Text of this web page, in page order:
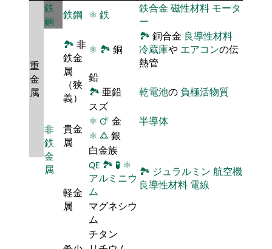
重
金
属
鉄
鋼
鉄鋼 ⚛ 鉄 鉄合金 磁性材料 モータ
ー
非
鉄
金
属
🏞 非
鉄金
属
（狭
義）
⚛ 🏞 銅
🏞 銅合金 良導性材料
冷蔵庫や エアコンの伝
熱管
鉛
🏞 亜鉛 乾電池の 負極活物質
スズ
貴金
属
⚛ 🜚 金
半導体
⚛ 🜛 銀
白金族
軽金
属
🜀 🏞 🧪 ⚛
アルミニウ
ム
🏞 ジュラルミン 航空機
良導性材料 電線
マグネシウ
ム
チタン